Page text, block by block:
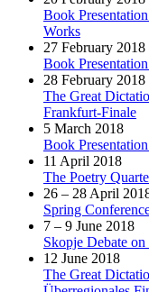
Book
Works
27 February 2018
Book
28 February 2018
The Great
Frankfurt-Finale
5 March 2018
Book
11 April 2018
The Poetry
26 – 28 April
Spring
7 – 9 June 2018
Skopje Debate
12 June 2018
The Great